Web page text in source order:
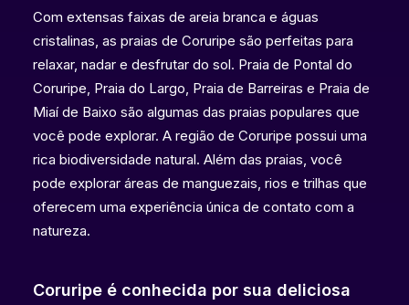
Com extensas faixas de areia branca e águas
cristalinas, as praias de Coruripe são perfeitas para
relaxar, nadar e desfrutar do sol. Praia de Pontal do
Coruripe, Praia do Largo, Praia de Barreiras e Praia de
Miaí de Baixo são algumas das praias populares que
você pode explorar. A região de Coruripe possui uma
rica biodiversidade natural. Além das praias, você
pode explorar áreas de manguezais, rios e trilhas que
oferecem uma experiência única de contato com a
natureza.
Coruripe é conhecida por sua deliciosa